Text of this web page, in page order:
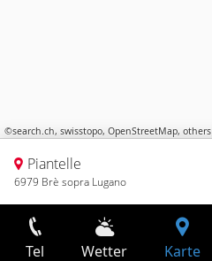
©search.ch, swisstopo, OpenStreetMap, others
Piantelle
6979 Brè sopra Lugano
Tel Wetter Karte